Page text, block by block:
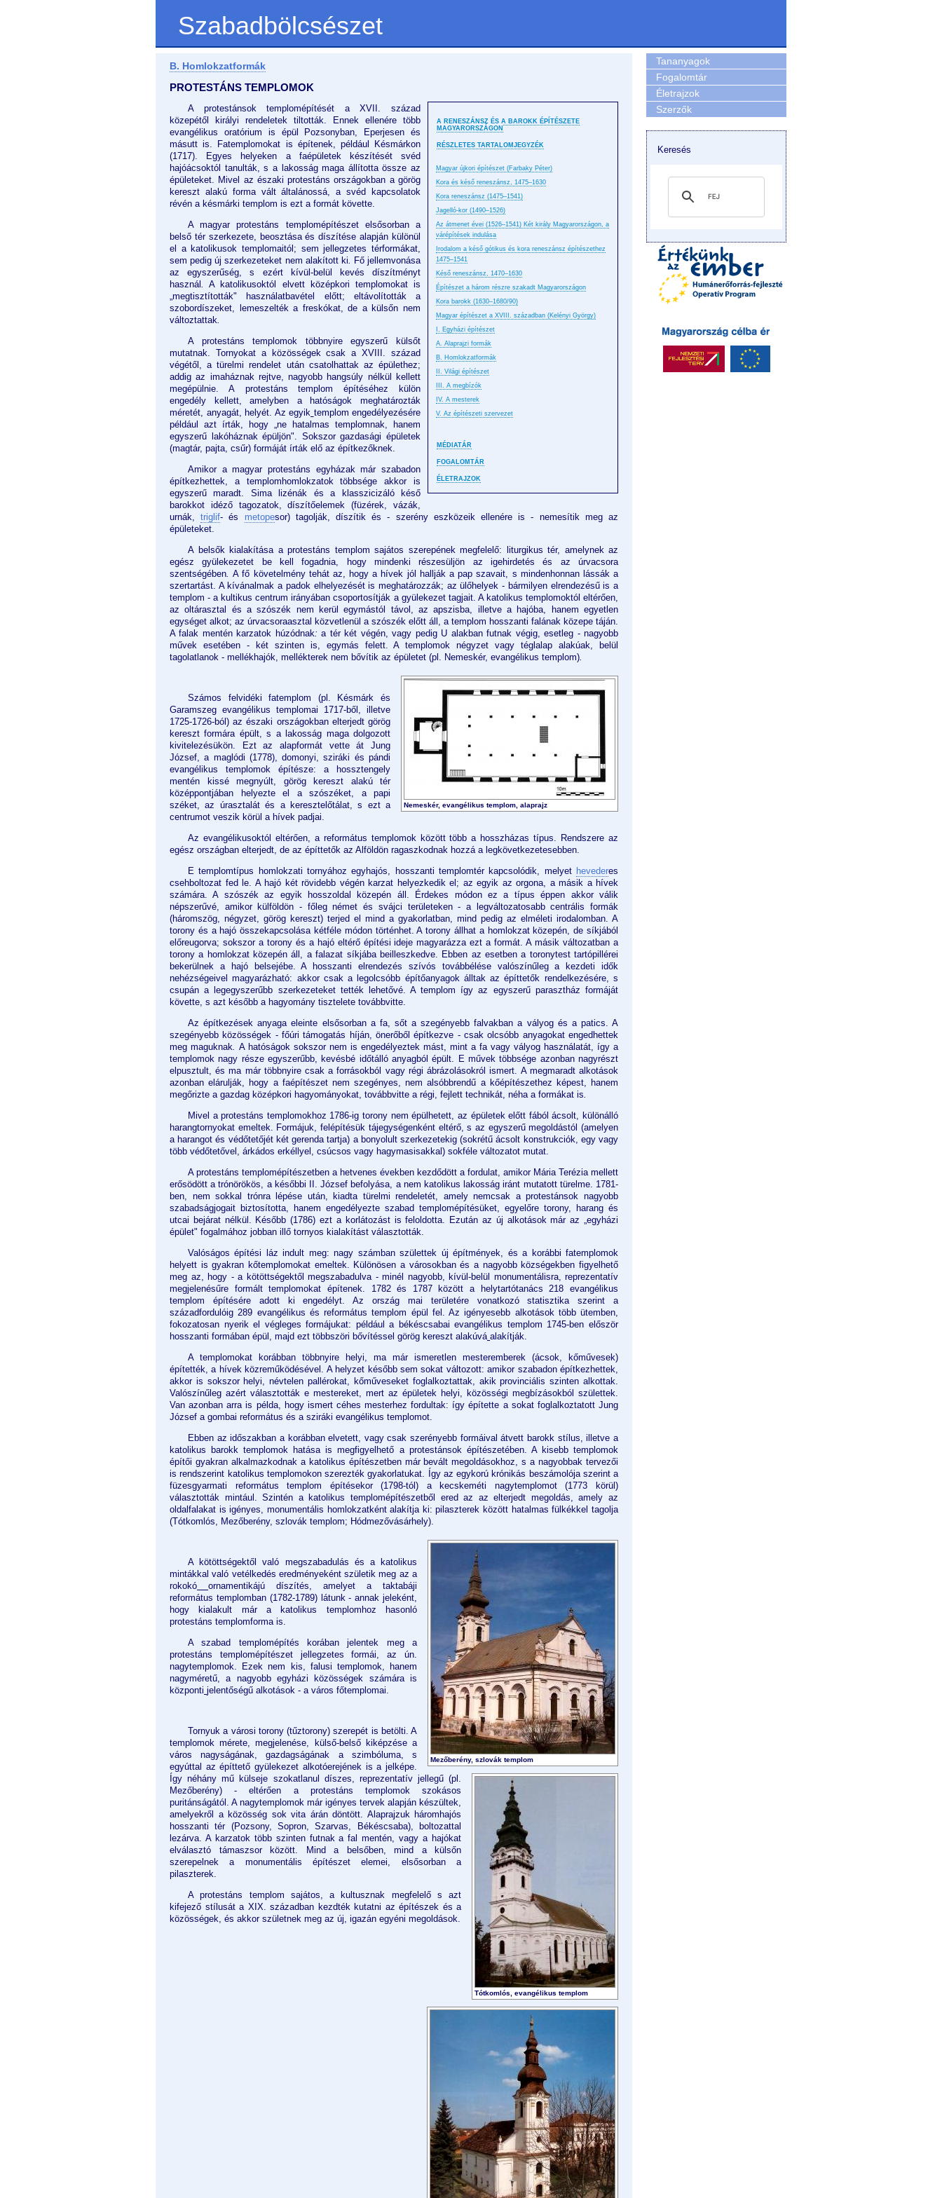
Szabadbölcsészet
B. Homlokzatformák
PROTESTÁNS TEMPLOMOK
A RENESZÁNSZ ÉS A BAROKK ÉPÍTÉSZETE
MAGYARORSZÁGON
RÉSZLETES TARTALOMJEGYZÉK
Magyar újkori építészet (Farbaky Péter)
Kora és késő reneszánsz, 1475–1630
Kora reneszánsz (1475–1541)
Jagelló-kor (1490–1526)
Az átmenet évei (1526–1541) Két király Magyarországon, a
várépítések indulása
Irodalom a késő gótikus és kora reneszánsz építészethez
1475–1541
Késő reneszánsz, 1470–1630
Építészet a három részre szakadt Magyarországon
Kora barokk (1630–1680/90)
Magyar építészet a XVIII. században (Kelényi György)
I. Egyházi építészet
A. Alaprajzi formák
B. Homlokzatformák
II. Világi építészet
III. A megbízók
IV. A mesterek
V. Az építészeti szervezet
MÉDIATÁR
FOGALOMTÁR
ÉLETRAJZOK
A protestánsok templomépítését a XVII. század
közepétől királyi rendeletek tiltották. Ennek ellenére több
evangélikus oratórium is épül Pozsonyban, Eperjesen és
másutt is. Fatemplomokat is építenek, például Késmárkon
(1717). Egyes helyeken a faépületek készítését svéd
hajóácsoktól tanulták, s a lakosság maga állította össze az
épületeket. Mivel az északi protestáns országokban a görög
kereszt alakú forma vált általánossá, a svéd kapcsolatok
révén a késmárki templom is ezt a formát követte.
A magyar protestáns templomépítészet elsősorban a
belső tér szerkezete, beosztása és díszítése alapján különül
el a katolikusok templomaitól; sem jellegzetes térformákat,
sem pedig új szerkezeteket nem alakított ki. Fő jellemvonása
az egyszerűség, s ezért kívül-belül kevés díszítményt
használ. A katolikusoktól elvett középkori templomokat is
„megtisztították" használatbavétel előtt; eltávolították a
szobordíszeket, lemeszelték a freskókat, de a külsőn nem
változtattak.
A protestáns templomok többnyire egyszerű külsőt
mutatnak. Tornyokat a közösségek csak a XVIII. század
végétől, a türelmi rendelet után csatolhattak az épülethez;
addig az imaháznak rejtve, nagyobb hangsúly nélkül kellett
megépülnie. A
protestáns templom építéséhez külön
engedély kellett, amelyben a hatóságok meghatározták
méretét, anyagát, helyét. Az egyik templom engedélyezésére
például azt írták, hogy „ne hatalmas templomnak, hanem
egyszerű lakóháznak épüljön". Sokszor gazdasági épületek
(magtár, pajta, csűr) formáját írták elő az építkezőknek.
Amikor a magyar protestáns egyházak már szabadon
építkezhettek, a templomhomlokzatok többsége akkor is
egyszerű maradt. Sima lizénák és a klasszicizáló késő
barokkot idéző tagozatok, díszítőelemek (füzérek, vázák,
urnák,triglif- és metopesor) tagolják, díszítik és - szerény eszközeik ellenére is - nemesítik meg az
épületeket.
A belsők kialakítása a protestáns templom sajátos szerepének megfelelő: liturgikus tér, amelynek az
egész gyülekezetet be kell fogadnia, hogy mindenki részesüljön az igehirdetés és az úrvacsora
szentségében.A fő követelmény tehát az, hogy a hívek jól hallják a pap szavait, s mindenhonnan lássák a
szertartást. A kívánalmak a padok elhelyezését is meghatározzák; az ülőhelyek - bármilyen elrendezésű is a
templom - a kultikus centrum irányában csoportosítják a gyülekezet tagjait. A katolikus templomoktól eltérően,
az oltárasztal és a szószék nem kerül egymástól távol, az apszisba, illetve a hajóba, hanem egyetlen
egységet alkot; az úrvacsoraasztal közvetlenül a szószék előtt áll, a templom hosszanti falának közepe táján.
A falak mentén karzatok húzódnak:a tér két végén, vagy pedig U alakban futnak végig, esetleg - nagyobb
művek esetében - két szinten is, egymás felett. A templomok négyzet vagy téglalap alakúak, belül
tagolatlanok - mellékhajók, mellékterek nem bővítik az épületet (pl. Nemeskér, evangélikus templom).
Nemeskér, evangélikus templom, alaprajz
Számos felvidéki fatemplom (pl. Késmárk és
Garamszeg evangélikus templomai 1717-ből, illetve
1725-1726-ból) az északi országokban elterjedt görög
kereszt formára épült, s a lakosság maga dolgozott
kivitelezésükön. Ezt az alapformát vette át Jung
József, a maglódi (1778), domonyi, sziráki és pándi
evangélikus templomok építésze: a hossztengely
mentén kissé megnyúlt, görög kereszt alakú tér
középpontjában helyezte el a szószéket, a papi
széket, az úrasztalát és a keresztelőtálat, s ezt a
centrumot veszik körül a hívek padjai.
Az evangélikusoktól eltérően, a református templomok között több a hosszházas típus. Rendszere az
egész országban elterjedt, de az építtetők az Alföldön ragaszkodnak hozzá a legkövetkezetesebben.
E templomtípus homlokzati tornyához egyhajós, hosszanti templomtér kapcsolódik, melyet hevederes
csehboltozat fed le. A hajó két rövidebb végén karzat helyezkedik el; az egyik az orgona, a másik a hívek
számára. A szószék az egyik hosszoldal közepén áll. Érdekes módon ez a típus éppen akkor válik
népszerűvé, amikor külföldön - főleg német és svájci területeken - a legváltozatosabb centrális formák
(háromszög, négyzet, görög kereszt) terjed el mind a gyakorlatban, mind pedig az elméleti irodalomban. A
torony és a hajó összekapcsolása kétféle módon történhet. A torony állhat a homlokzat közepén, de síkjából
előreugorva; sokszor a torony és a hajó eltérő építési ideje magyarázza ezt a formát. A másik változatban a
torony a homlokzat közepén áll, a falazat síkjába beilleszkedve. Ebben az esetben a toronytest tartópillérei
bekerülnek a hajó belsejébe. A hosszanti elrendezés szívós továbbélése valószínűleg a kezdeti idők
nehézségeivel magyarázható: akkor csak a legolcsóbb építőanyagok álltak az építtetők rendelkezésére, s
csupán a legegyszerűbb szerkezeteket tették lehetővé. A templom így az egyszerű parasztház formáját
követte, s azt később a hagyomány tisztelete továbbvitte.
Az építkezések anyaga eleinte elsősorban a fa, sőt a szegényebb falvakban a vályog és a patics. A
szegényebb közösségek - főúri támogatás híján, önerőből építkezve - csak olcsóbb anyagokat engedhettek
meg maguknak. A hatóságok sokszor nem is engedélyeztek mást, mint a fa vagy vályog használatát, így a
templomok nagy része egyszerűbb, kevésbé időtálló anyagból épült. E művek többsége azonban nagyrészt
elpusztult, és ma már többnyire csak a forrásokból vagy régi ábrázolásokról ismert. A megmaradt alkotások
azonban elárulják, hogy a faépítészet nem szegényes, nem alsóbbrendű a kőépítészethez képest, hanem
megőrizte a gazdag középkori hagyományokat, továbbvitte a régi, fejlett technikát, néha a formákat is.
Mivel a protestáns templomokhoz 1786-ig torony nem épülhetett, az épületek előtt fából ácsolt, különálló
harangtornyokat emeltek. Formájuk, felépítésük tájegységenként eltérő, s az egyszerű megoldástól (amelyen
a harangot és védőtetőjét két gerenda tartja) a bonyolult szerkezetekig (sokrétű ácsolt konstrukciók, egy vagy
több védőtetővel, árkádos erkéllyel, csúcsos vagy hagymasisakkal) sokféle változatot mutat.
A protestáns templomépítészetben a hetvenes években kezdődött a fordulat, amikor Mária Terézia mellett
erősödött a trónörökös, a későbbi II. József befolyása, a nem katolikus lakosság iránt mutatott türelme. 1781-
ben, nem sokkal trónra lépése után, kiadta türelmi rendeletét, amely nemcsak a protestánsok nagyobb
szabadságjogait biztosította, hanem engedélyezte szabad templomépítésüket, egyelőre torony, harang és
utcai bejárat nélkül. Később (1786) ezt a korlátozást is feloldotta. Ezután az új alkotások már az „egyházi
épület" fogalmához jobban illő tornyos kialakítást választották.
Valóságos építési láz indult meg: nagy számban születtek új építmények, és a korábbi fatemplomok
helyett is gyakran kőtemplomokat emeltek. Különösen a városokban és a nagyobb községekben figyelhető
meg az, hogy - a kötöttségektől megszabadulva - minél nagyobb, kívül-belül monumentálisra, reprezentatív
megjelenésűre formált templomokat építenek. 1782 és 1787 között a helytartótanács 218 evangélikus
templom építésére adott ki engedélyt. Az ország mai területére vonatkozó statisztika szerint a
századfordulóig 289 evangélikus és református templom épül fel. Az igényesebb alkotások több ütemben,
fokozatosan nyerik el végleges formájukat: például a békéscsabai evangélikus templom 1745-ben először
hosszanti formában épül, majd ezt többszöri bővítéssel görög kereszt alakúvá alakítják.
A templomokat korábban többnyire helyi, ma már ismeretlen mesteremberek (ácsok, kőművesek)
építették, a hívek közreműködésével. A helyzet később sem sokat változott: amikor szabadon építkezhettek,
akkor is sokszor helyi, névtelen pallérokat, kőműveseket foglalkoztattak, akik provinciális szinten alkottak.
Valószínűleg azért választották e mestereket, mert az épületek helyi, közösségi megbízásokból születtek.
Van azonban arra is példa, hogy ismert céhes mesterhez fordultak: így építette a sokat foglalkoztatott Jung
József a gombai református és a sziráki evangélikus templomot.
Ebben az időszakban a korábban elvetett, vagy csak szerényebb formáival átvett barokk stílus, illetve a
katolikus barokk templomok hatása is megfigyelhető a protestánsok építészetében. A kisebb templomok
építői gyakran alkalmazkodnak a katolikus építészetben már bevált megoldásokhoz, s a nagyobbak tervezői
is rendszerint katolikus templomokon szerezték gyakorlatukat. Így az egykorú krónikás beszámolója szerint a
füzesgyarmati református templom építésekor (1798-tól) a kecskeméti nagytemplomot (1773 körül)
választották mintául. Szintén a
katolikus templomépítészetből ered az az elterjedt megoldás, amely az
oldalfalakat is igényes, monumentális homlokzatként alakítja ki: pilaszterek között hatalmas fülkékkel tagolja
(Tótkomlós, Mezőberény, szlovák templom; Hódmezővásárhely).
Mezőberény, szlovák templom
Tótkomlós, evangélikus templom
A kötöttségektől való megszabadulás és a katolikus
mintákkal való vetélkedés eredményeként születik meg az a
rokokó
ornamentikájú díszítés, amelyet a taktabáji
református templomban (1782-1789) látunk - annak jeleként,
hogy kialakult már a katolikus templomhoz hasonló
protestáns templomforma is.
A szabad templomépítés korában jelentek meg a
protestáns templomépítészet jellegzetes formái, az ún.
nagytemplomok. Ezek nem kis, falusi templomok, hanem
nagyméretű, a nagyobb egyházi közösségek számára is
központi jelentőségű alkotások - a város főtemplomai.
Tornyuk a városi torony (tűztorony) szerepét is betölti. A
templomok mérete, megjelenése, külső-belső kiképzése a
város nagyságának, gazdagságának a szimbóluma, s
egyúttal az építtető gyülekezet alkotóerejének is a jelképe.
Így néhány mű külseje szokatlanul díszes, reprezentatív jellegű (pl.
Mezőberény) - eltérően a protestáns templomok szokásos
puritánságától. A nagytemplomok már igényes tervek alapján készültek,
amelyekről a közösség sok vita árán döntött. Alaprajzuk háromhajós
hosszanti tér (Pozsony, Sopron, Szarvas, Békéscsaba), boltozattal
lezárva. A karzatok több szinten futnak a fal mentén, vagy a hajókat
elválasztó támaszsor között. Mind a belsőben, mind a külsőn
szerepelnek a monumentális építészet elemei, elsősorban a
pilaszterek.
A protestáns templom sajátos, a kultusznak megfelelő s azt
kifejező stílusát a XIX. században kezdték kutatni az építészek és a
közösségek, és akkor születnek meg az új, igazán egyéni megoldások.
Tananyagok
Fogalomtár
Életrajzok
Szerzők
Keresés